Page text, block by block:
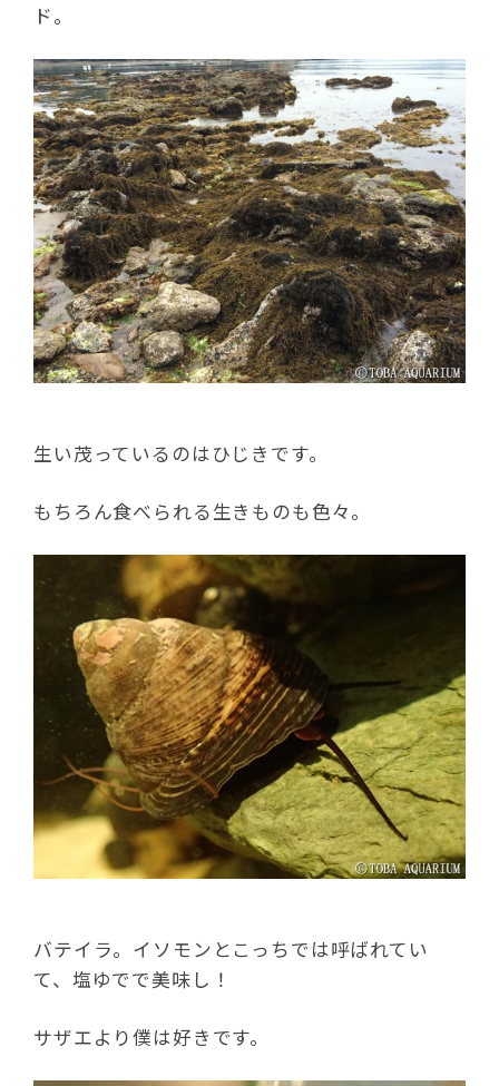
ド。
生い茂っているのはひじきです。
もちろん食べられる生きものも色々。
バテイラ。イソモンとこっちでは呼ばれてい
て、塩ゆでで美味し！
サザエより僕は好きです。